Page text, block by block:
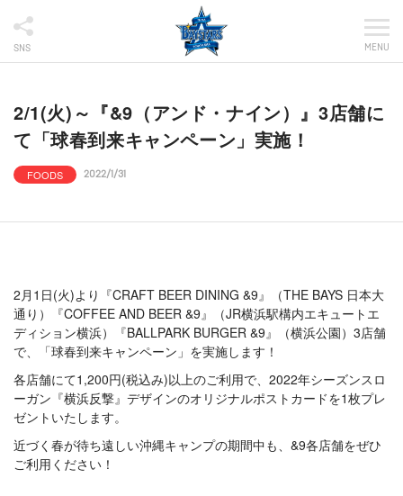
SNS MENU
2/1(火)～『&9（アンド・ナイン）』3店舗に
て「球春到来キャンペーン」実施！
FOODS 2022/1/31
2月1日(火)より『CRAFT BEER DINING &9』（THE BAYS 日本大
通り）『COFFEE AND BEER &9』（JR横浜駅構内エキュートエ
ディション横浜）『BALLPARK BURGER &9』（横浜公園）3店舗
で、「球春到来キャンペーン」を実施します！
各店舗にて1,200円(税込み)以上のご利用で、2022年シーズンスロ
ーガン『横浜反撃』デザインのオリジナルポストカードを1枚プレ
ゼントいたします。
近づく春が待ち遠しい沖縄キャンプの期間中も、&9各店舗をぜひ
ご利用ください！